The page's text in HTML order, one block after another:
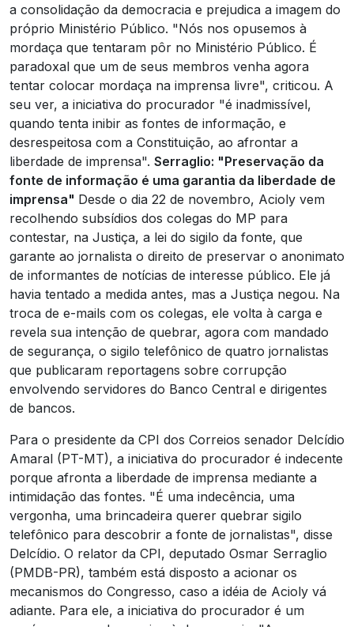
a consolidação da democracia e prejudica a imagem do
próprio Ministério Público. "Nós nos opusemos à
mordaça que tentaram pôr no Ministério Público. É
paradoxal que um de seus membros venha agora
tentar colocar mordaça na imprensa livre", criticou. A
seu ver, a iniciativa do procurador "é inadmissível,
quando tenta inibir as fontes de informação, e
desrespeitosa com a Constituição, ao afrontar a
liberdade de imprensa". Serraglio: "Preservação da
fonte de informação é uma garantia da liberdade de
imprensa" Desde o dia 22 de novembro, Acioly vem
recolhendo subsídios dos colegas do MP para
contestar, na Justiça, a lei do sigilo da fonte, que
garante ao jornalista o direito de preservar o anonimato
de informantes de notícias de interesse público. Ele já
havia tentado a medida antes, mas a Justiça negou. Na
troca de e-mails com os colegas, ele volta à carga e
revela sua intenção de quebrar, agora com mandado
de segurança, o sigilo telefônico de quatro jornalistas
que publicaram reportagens sobre corrupção
envolvendo servidores do Banco Central e dirigentes
de bancos.
Para o presidente da CPI dos Correios senador Delcídio
Amaral (PT-MT), a iniciativa do procurador é indecente
porque afronta a liberdade de imprensa mediante a
intimidação das fontes. "É uma indecência, uma
vergonha, uma brincadeira querer quebrar sigilo
telefônico para descobrir a fonte de jornalistas", disse
Delcídio. O relator da CPI, deputado Osmar Serraglio
(PMDB-PR), também está disposto a acionar os
mecanismos do Congresso, caso a idéia de Acioly vá
adiante. Para ele, a iniciativa do procurador é um